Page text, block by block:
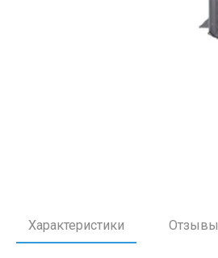
Характеристики Отзывы